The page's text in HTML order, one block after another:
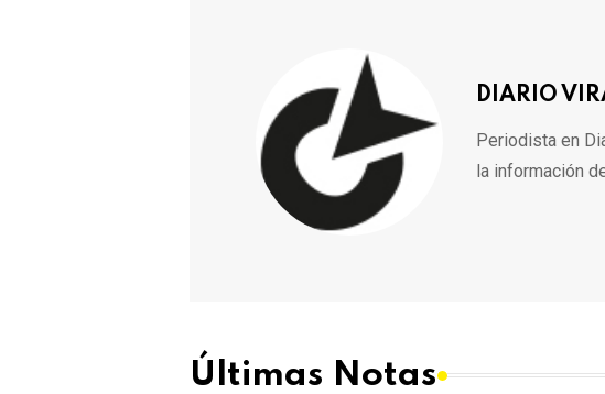
DIARIO
Periodista en
la información
Últimas Notas